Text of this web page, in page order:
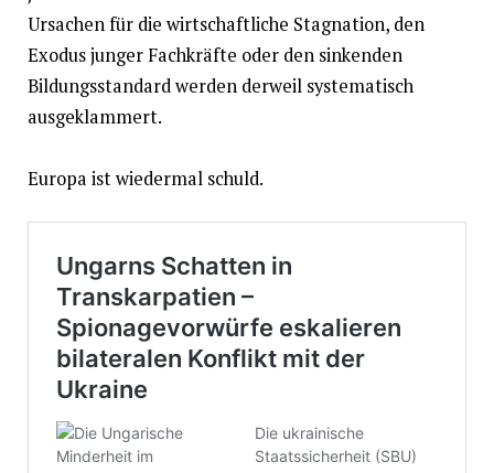
Ursachen für die wirtschaftliche Stagnation, den
Exodus junger Fachkräfte oder den sinkenden
Bildungsstandard werden derweil systematisch
ausgeklammert.
Europa ist wiedermal schuld.